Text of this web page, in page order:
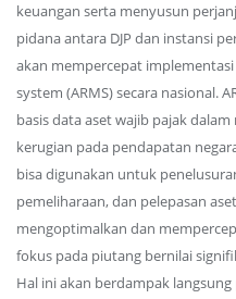
keuangan serta menyusun
pidana antara DJP dan instansi
akan mempercepat
system (ARMS) secara nasional.
basis data aset wajib pajak
kerugian pada pendapatan
bisa digunakan untuk
pemeliharaan, dan pelepasan
mengoptimalkan dan
fokus pada piutang bernilai
Hal ini akan berdampak